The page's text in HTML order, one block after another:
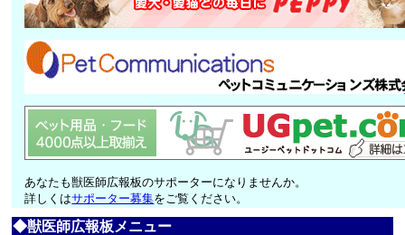
あなたも獣医師広報板のサポーターになりませんか。
詳しくはサポーター募集をご覧ください。
◆獣医師広報板メニュー